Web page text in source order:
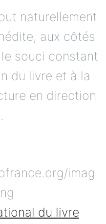
naturellement
aux côtés
souci constant
du livre et à la
en direction
du livre